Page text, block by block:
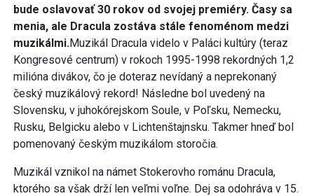
bude oslavovať 30 rokov od svojej premiéry. Časy sa
menia, ale Dracula zostáva stále fenoménom medzi
muzikálmi.Muzikál Dracula videlo v Paláci kultúry (teraz
Kongresové centrum) v rokoch 1995-1998 rekordných 1,2
milióna divákov, čo je doteraz nevídaný a neprekonaný
český muzikálový rekord! Následne bol uvedený na
Slovensku, v juhokórejskom Soule, v Poľsku, Nemecku,
Rusku, Belgicku alebo v Lichtenštajnsku. Takmer hneď bol
pomenovaný českým muzikálom storočia.
Muzikál vznikol na námet Stokerovho románu Dracula,
ktorého sa však drží len veľmi voľne. Dej sa odohráva v 15.